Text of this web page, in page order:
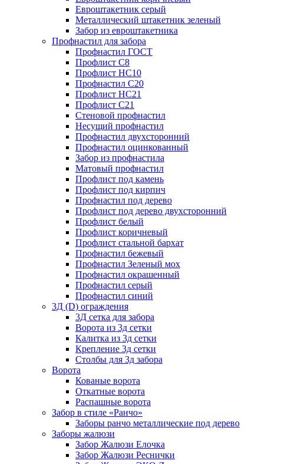
Евроштакетник серый
Металлический штакетник зеленый
Забор из евроштакетника
Профнастил для забора
Профнастил ГОСТ
Профлист С8
Профлист НС10
Профнастил С20
Профлист НС21
Профлист С21
Стеновой профнастил
Несущий профнастил
Профнастил двухсторонний
Профнастил оцинкованный
Забор из профнастила
Матовый профнастил
Профлист под камень
Профлист под кирпич
Профнастил под дерево
Профлист под дерево двухсторонний
Профлист белый
Профлист коричневый
Профлист стальной бархат
Профнастил бежевый
Профнастил Зеленый мох
Профнастил окрашенный
Профнастил серый
Профнастил синий
3Д (D) ограждения
3Д сетка для забора
Ворота из 3д сетки
Калитка из 3д сетки
Крепление 3д сетки
Столбы для 3д забора
Ворота
Кованые ворота
Откатные ворота
Распашные ворота
Забор в стиле «Ранчо»
Заборы ранчо металлические под дерево
Заборы жалюзи
Забор Жалюзи Елочка
Забор Жалюзи Реснички